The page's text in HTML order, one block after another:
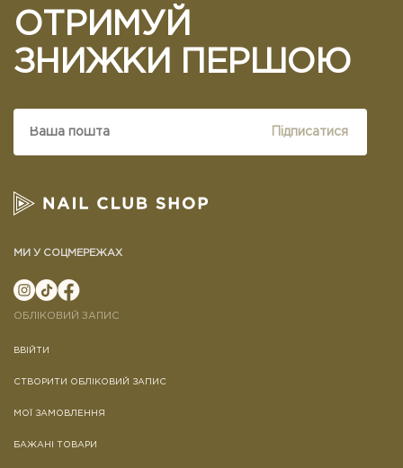
ОТРИМУЙ
ЗНИЖКИ ПЕРШОЮ
Підписатися
МИ У СОЦМЕРЕЖАХ
ОБЛІКОВИЙ ЗАПИС
ВВІЙТИ
СТВОРИТИ ОБЛІКОВИЙ ЗАПИС
МОЇ ЗАМОВЛЕННЯ
БАЖАНІ ТОВАРИ